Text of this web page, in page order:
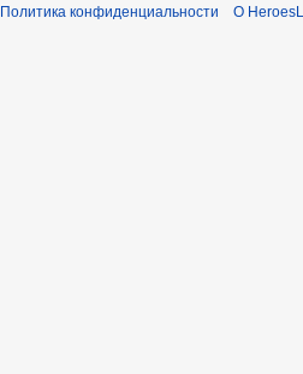
Политика конфиденциальности О